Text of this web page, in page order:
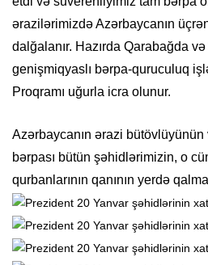
ərazilərimizdə Azərbaycanın
dalğalanır. Hazırda Qarabağda
genişmiqyaslı bərpa-quruculuq
Proqramı uğurla icra olunur.
Azərbaycanın ərazi
bərpası bütün şəhidlərimizin, o
qurbanlarının qanının yerdə